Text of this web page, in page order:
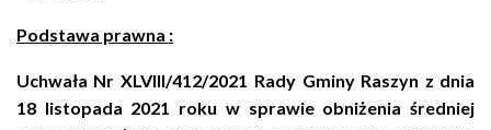
Podstawa prawna :
Uchwała Nr XLVIII/412/2021 Rady Gminy Raszyn z dnia
18 listopada 2021 roku w sprawie obniżenia średniej